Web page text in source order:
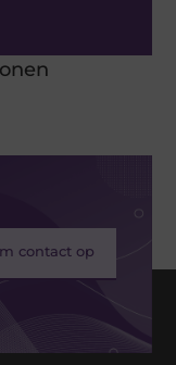
contact op